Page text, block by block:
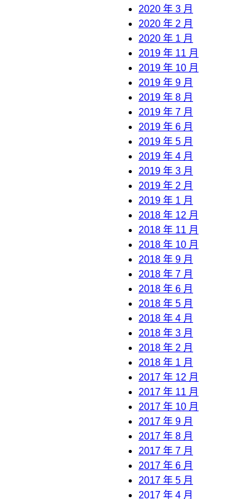
2020 年 3 月
2020 年 2 月
2020 年 1 月
2019 年 11 月
2019 年 10 月
2019 年 9 月
2019 年 8 月
2019 年 7 月
2019 年 6 月
2019 年 5 月
2019 年 4 月
2019 年 3 月
2019 年 2 月
2019 年 1 月
2018 年 12 月
2018 年 11 月
2018 年 10 月
2018 年 9 月
2018 年 7 月
2018 年 6 月
2018 年 5 月
2018 年 4 月
2018 年 3 月
2018 年 2 月
2018 年 1 月
2017 年 12 月
2017 年 11 月
2017 年 10 月
2017 年 9 月
2017 年 8 月
2017 年 7 月
2017 年 6 月
2017 年 5 月
2017 年 4 月